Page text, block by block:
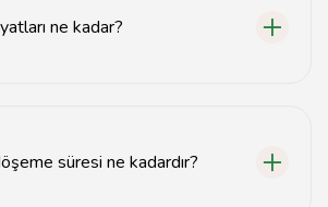
ne kadar?
süresi ne kadardır?